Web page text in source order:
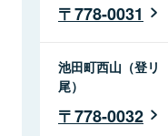
778-0031
池田町西山（登リ
尾）
778-0032